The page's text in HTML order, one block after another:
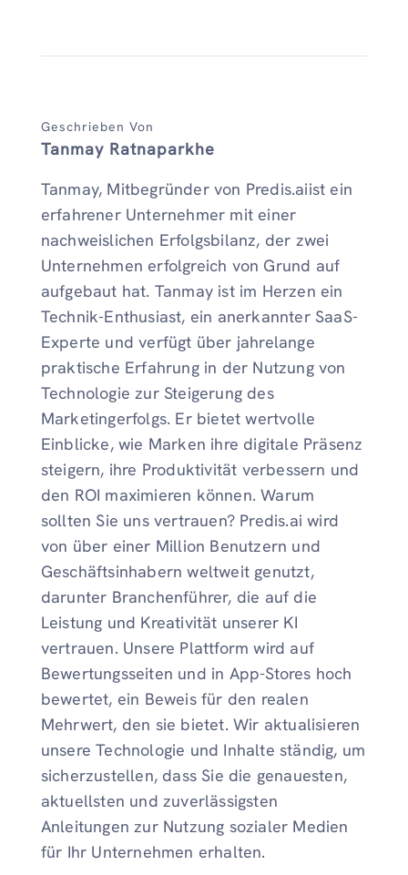
Geschrieben Von
Tanmay Ratnaparkhe
Tanmay, Mitbegründer von Predis.aiist ein
erfahrener Unternehmer mit einer
nachweislichen Erfolgsbilanz, der zwei
Unternehmen erfolgreich von Grund auf
aufgebaut hat. Tanmay ist im Herzen ein
Technik-Enthusiast, ein anerkannter SaaS-
Experte und verfügt über jahrelange
praktische Erfahrung in der Nutzung von
Technologie zur Steigerung des
Marketingerfolgs. Er bietet wertvolle
Einblicke, wie Marken ihre digitale Präsenz
steigern, ihre Produktivität verbessern und
den ROI maximieren können. Warum
sollten Sie uns vertrauen? Predis.ai wird
von über einer Million Benutzern und
Geschäftsinhabern weltweit genutzt,
darunter Branchenführer, die auf die
Leistung und Kreativität unserer KI
vertrauen. Unsere Plattform wird auf
Bewertungsseiten und in App-Stores hoch
bewertet, ein Beweis für den realen
Mehrwert, den sie bietet. Wir aktualisieren
unsere Technologie und Inhalte ständig, um
sicherzustellen, dass Sie die genauesten,
aktuellsten und zuverlässigsten
Anleitungen zur Nutzung sozialer Medien
für Ihr Unternehmen erhalten.